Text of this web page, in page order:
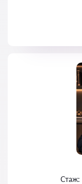
Стаж: